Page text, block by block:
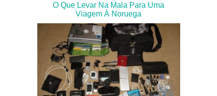
O Que Levar Na Mala Para Uma
Viagem À Noruega